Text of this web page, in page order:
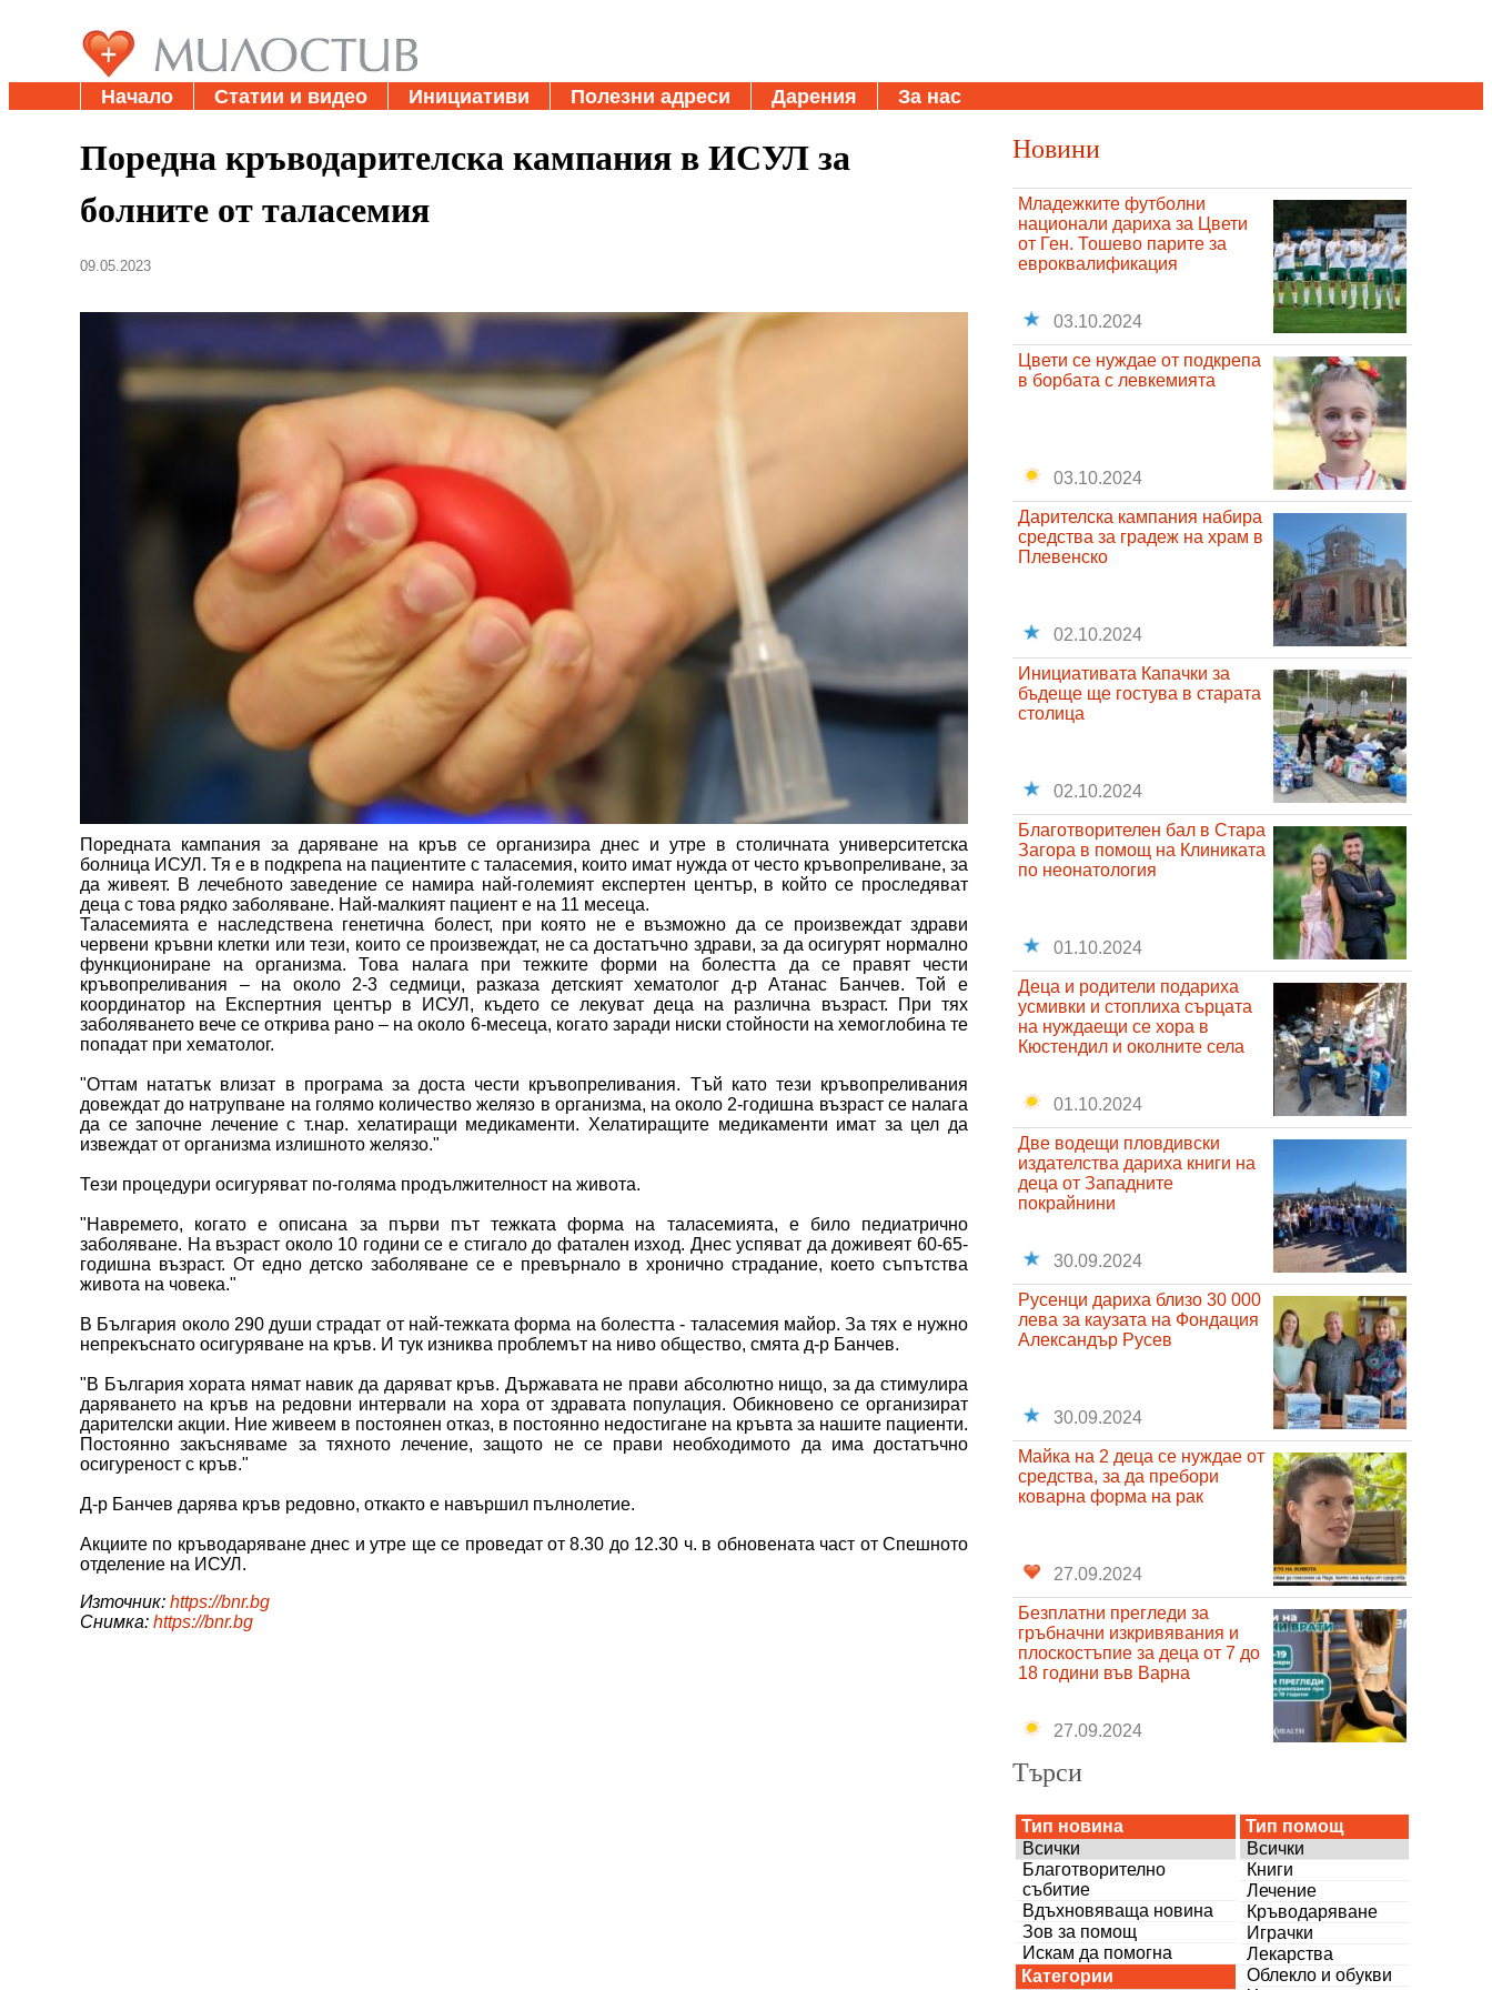
Начало Статии и видео Инициативи Полезни адреси Дарения За нас
Поредна кръводарителска кампания в ИСУЛ за
болните от таласемия
09.05.2023
Поредната кампания за даряване на кръв се организира днес и утре в столичната университетска
болница ИСУЛ. Тя е в подкрепа на пациентите с таласемия, които имат нужда от често кръвопреливане, за
да живеят. В лечебното заведение се намира най-големият експертен център, в който се проследяват
деца с това рядко заболяване. Най-малкият пациент е на 11 месеца.
Таласемията е наследствена генетична болест, при която не е възможно да се произвеждат здрави
червени кръвни клетки или тези, които се произвеждат, не са достатъчно здрави, за да осигурят нормално
функциониране на организма. Това налага при тежките форми на болестта да се правят чести
кръвопреливания – на около 2-3 седмици, разказа детският хематолог д-р Атанас Банчев. Той е
координатор на Експертния център в ИСУЛ, където се лекуват деца на различна възраст. При тях
заболяването вече се открива рано – на около 6-месеца, когато заради ниски стойности на хемоглобина те
попадат при хематолог.
"Оттам нататък влизат в програма за доста чести кръвопреливания. Тъй като тези кръвопреливания
довеждат до натрупване на голямо количество желязо в организма, на около 2-годишна възраст се налага
да се започне лечение с т.нар. хелатиращи медикаменти. Хелатиращите медикаменти имат за цел да
извеждат от организма излишното желязо."
Тези процедури осигуряват по-голяма продължителност на живота.
"Навремето, когато е описана за първи път тежката форма на таласемията, е било педиатрично
заболяване. На възраст около 10 години се е стигало до фатален изход. Днес успяват да доживеят 60-65-
годишна възраст. От едно детско заболяване се е превърнало в хронично страдание, което съпътства
живота на човека."
В България около 290 души страдат от най-тежката форма на болестта - таласемия майор. За тях е нужно
непрекъснато осигуряване на кръв. И тук изниква проблемът на ниво общество, смята д-р Банчев.
"В България хората нямат навик да даряват кръв. Държавата не прави абсолютно нищо, за да стимулира
даряването на кръв на редовни интервали на хора от здравата популация. Обикновено се организират
дарителски акции. Ние живеем в постоянен отказ, в постоянно недостигане на кръвта за нашите пациенти.
Постоянно закъсняваме за тяхното лечение, защото не се прави необходимото да има достатъчно
осигуреност с кръв."
Д-р Банчев дарява кръв редовно, откакто е навършил пълнолетие.
Акциите по кръводаряване днес и утре ще се проведат от 8.30 до 12.30 ч. в обновената част от Спешното
отделение на ИСУЛ.
Източник: https://bnr.bg
Снимка: https://bnr.bg
Новини
Младежките футболни
национали дариха за Цвети
от Ген. Тошево парите за
евроквалификация
03.10.2024
Цвети се нуждае от подкрепа
в борбата с левкемията
03.10.2024
Дарителска кампания набира
средства за градеж на храм в
Плевенско
02.10.2024
Инициативата Капачки за
бъдеще ще гостува в старата
столица
02.10.2024
Благотворителен бал в Стара
Загора в помощ на Клиниката
по неонатология
01.10.2024
Деца и родители подариха
усмивки и стоплиха сърцата
на нуждаещи се хора в
Кюстендил и околните села
01.10.2024
Две водещи пловдивски
издателства дариха книги на
деца от Западните
покрайнини
30.09.2024
Русенци дариха близо 30 000
лева за каузата на Фондация
Александър Русев
30.09.2024
Майка на 2 деца се нуждае от
средства, за да пребори
коварна форма на рак
27.09.2024
Безплатни прегледи за
гръбначни изкривявания и
плоскостъпие за деца от 7 до
18 години във Варна
27.09.2024
Търси
Тип новина
Всички
Благотворително
събитие
Вдъхновяваща новина
Зов за помощ
Искам да помогна
Категории
Тип помощ
Всички
Книги
Лечение
Кръводаряване
Играчки
Лекарства
Облекло и обукви